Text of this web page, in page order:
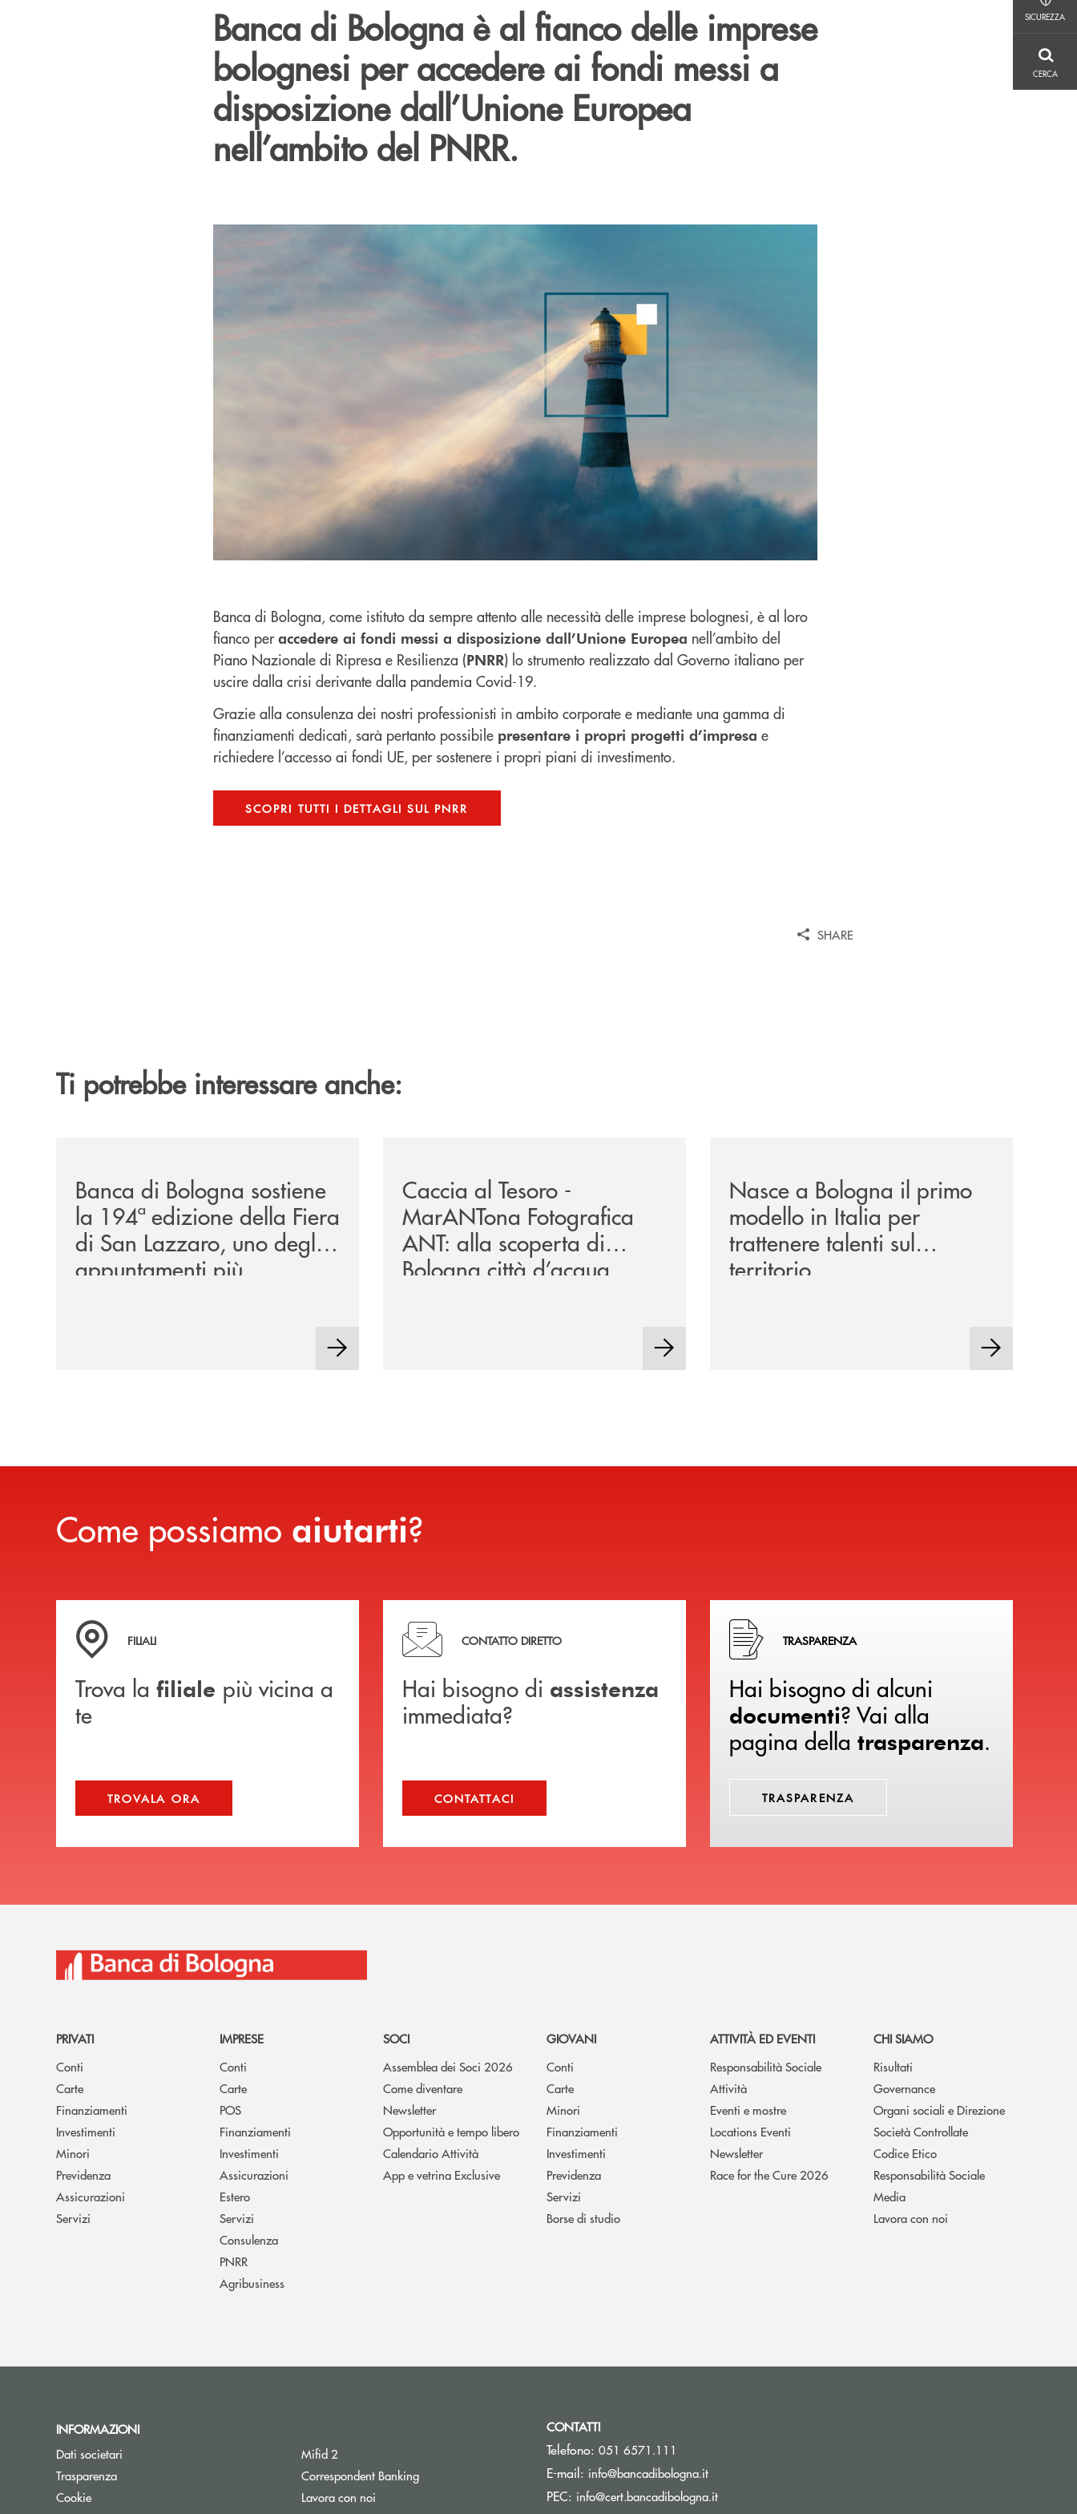
SICUREZZA
CERCA
Banca di Bologna è al fianco delle imprese
bolognesi per accedere ai fondi messi a
disposizione dall’Unione Europea
nell’ambito del PNRR.
Banca di Bologna, come istituto da sempre attento alle necessità delle imprese bolognesi, è al loro
fianco peraccedere ai fondi messi a disposizione dall’Unione Europea nell’ambito del
Piano Nazionale di Ripresa e Resilienza (PNRR) lo strumento realizzato dal Governo italiano per
uscire dalla crisi derivante dalla pandemia Covid-19.
Grazie alla consulenza dei nostri professionisti in ambito corporate e mediante una gamma di
finanziamenti dedicati, sarà pertanto possibile presentare i propri progetti d’impresa e
richiedere l’accesso ai fondi UE, per sostenere i propri piani di investimento.
SCOPRI TUTTI I DETTAGLI SUL PNRR
SHARE
Ti potrebbe interessare anche:
Banca di Bologna sostiene
la 194ª edizione della Fiera
di San Lazzaro, uno degli
appuntamenti più
Caccia al Tesoro -
MarANTona Fotografica
ANT: alla scoperta di
Bologna città d’acqua
Nasce a Bologna il primo
modello in Italia per
trattenere talenti sul
territorio
Come possiamo aiutarti?
Trova la filiale più vicina a te
FILIALI
Trova la filiale più vicina a
te
TROVALA ORA
Hai bisogno di assistenza immediata?
CONTATTO DIRETTO
Hai bisogno di assistenza
immediata?
CONTATTACI
Hai bisogno di alcuni documenti ? Vai alla pagina della
TRASPARENZA
Hai bisogno di alcuni
documenti? Vai alla
pagina della trasparenza.
TRASPARENZA
PRIVATI
Conti
Carte
Finanziamenti
Investimenti
Minori
Previdenza
Assicurazioni
Servizi
IMPRESE
Conti
Carte
POS
Finanziamenti
Investimenti
Assicurazioni
Estero
Servizi
Consulenza
PNRR
Agribusiness
SOCI
Assemblea dei Soci 2026
Come diventare
Newsletter
Opportunità e tempo libero
Calendario Attività
App e vetrina Exclusive
GIOVANI
Conti
Carte
Minori
Finanziamenti
Investimenti
Previdenza
Servizi
Borse di studio
ATTIVITÀ ED EVENTI
Responsabilità Sociale
Attività
Eventi e mostre
Locations Eventi
Newsletter
Race for the Cure 2026
CHI SIAMO
Risultati
Governance
Organi sociali e Direzione
Società Controllate
Codice Etico
Responsabilità Sociale
Media
Lavora con noi
INFORMAZIONI
Dati societari
Trasparenza
Cookie
Mifid 2
Correspondent Banking
Lavora con noi
CONTATTI
Telefono: 051 6571.111
E-mail: info@bancadibologna.it(si apre l’app di posta elettronica)
PEC: info@cert.bancadibologna.it(si apre l’app di posta elettronica)